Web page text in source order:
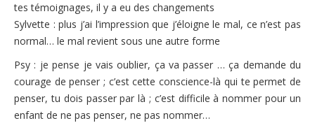
tes témoignages, il y a eu des changements
Sylvette : plus j’ai l’impression que j’éloigne le mal, ce n’est pas
normal… le mal revient sous une autre forme
Psy : je pense je vais oublier, ça va passer … ça demande du
courage de penser ; c’est cette conscience-là qui te permet de
penser, tu dois passer par là ; c’est difficile à nommer pour un
enfant de ne pas penser, ne pas nommer…